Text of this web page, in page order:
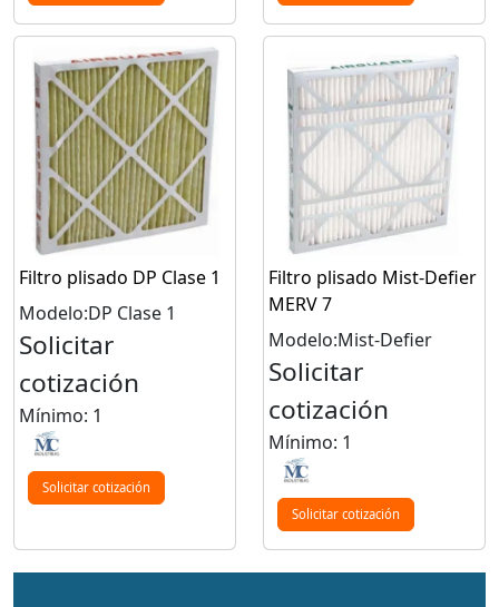
Filtro plisado DP Clase 1
Modelo:DP Clase 1
Solicitar
cotización
Mínimo: 1
Solicitar cotización
Filtro plisado Mist-Defier
MERV 7
Modelo:Mist-Defier
Solicitar
cotización
Mínimo: 1
Solicitar cotización